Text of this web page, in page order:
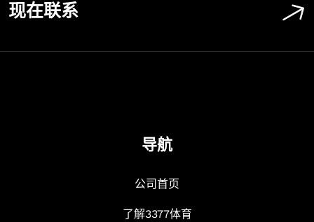
现在联系
导航
公司首页
了解3377体育